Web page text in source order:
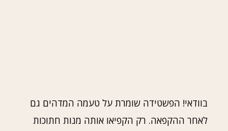
בוודאי! הפשטידה שומרת על טעמה המדהים גם
לאחר ההקפאה. רק הקפיאו אותה מנות חתוכות